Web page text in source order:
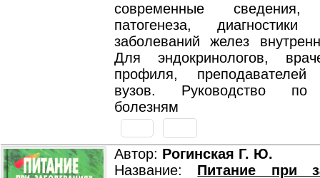
современные сведения,
патогенеза,
заболеваний желез
Для эндокринологов,
профиля, преподавателей
вузов. Руководство по
болезням
Автор: Рогинская Г. Ю.
Название: Питание при